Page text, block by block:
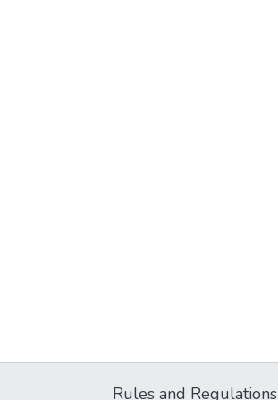
Rules and Regulations